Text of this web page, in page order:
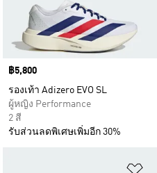
Price
฿5,800
รองเท้า Adizero EVO SL
ผู้หญิง Performance
2 สี
รับส่วนลดพิเศษเพิ่มอีก 30%